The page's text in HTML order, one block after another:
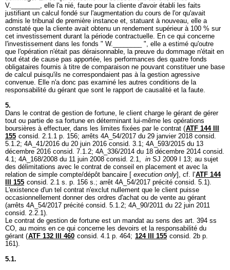
V.________, elle l'a nié, faute pour la cliente d'avoir établi les faits
justifiant un calcul fondé sur l'augmentation du cours de l'or qu'avait
admis le tribunal de première instance et, statuant à nouveau, elle a
constaté que la cliente avait obtenu un rendement supérieur à 100 % sur
cet investissement durant la période contractuelle. En ce qui concerne
l'investissement dans les fonds " W.________ ", elle a estimé qu'outre
que l'opération n'était pas déraisonnable, la preuve du dommage n'était en
tout état de cause pas apportée, les performances des quatre fonds
obligataires fournis à titre de comparaison ne pouvant constituer une base
de calcul puisqu'ils ne correspondaient pas à la gestion agressive
convenue. Elle n'a donc pas examiné les autres conditions de la
responsabilité du gérant que sont le rapport de causalité et la faute.
5.
Dans le contrat de gestion de fortune, le client charge le gérant de gérer
tout ou partie de sa fortune en déterminant lui-même les opérations
boursières à effectuer, dans les limites fixées par le contrat (ATF 144 III
155 consid. 2.1.1 p. 156; arrêts 4A_54/2017 du 29 janvier 2018 consid.
5.1.2; 4A_41/2016 du 20 juin 2016 consid. 3.1; 4A_593/2015 du 13
décembre 2016 consid. 7.1.2; 4A_336/2014 du 18 décembre 2014 consid.
4.1; 4A_168/2008 du 11 juin 2008 consid. 2.1, in SJ 2009 I 13; au sujet
des délimitations avec le contrat de conseil en placement et avec la
relation de simple compte/dépôt bancaire [ execution only], cf. l'ATF 144
III 155 consid. 2.1 s. p. 156 s.; arrêt 4A_54/2017 précité consid. 5.1).
L'existence d'un tel contrat n'exclut nullement que le client puisse
occasionnellement donner des ordres d'achat ou de vente au gérant
(arrêts 4A_54/2017 précité consid. 5.1.2; 4A_90/2011 du 22 juin 2011
consid. 2.2.1).
Le contrat de gestion de fortune est un mandat au sens des art. 394 ss
CO, au moins en ce qui concerne les devoirs et la responsabilité du
gérant (ATF 132 III 460 consid. 4.1 p. 464; 124 III 155 consid. 2b p.
161).
5.1.